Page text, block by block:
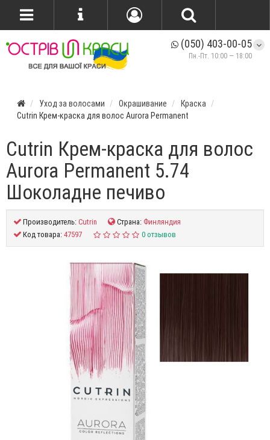
(050) 403-00-05
Пн.-Пт. 10:00 — 18:00
Уход за волосами Окрашивание
Краска
Cutrin Крем-краска для волос Aurora Permanent
Cutrin Крем-краска для волос
Aurora Permanent 5.74
Шоколадне печиво
Производитель:Cutrin Страна: Финляндия
Код товара:47597 0 отзывов